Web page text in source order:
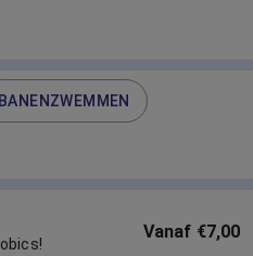
BANENZWEMMEN
Vanaf €7,00